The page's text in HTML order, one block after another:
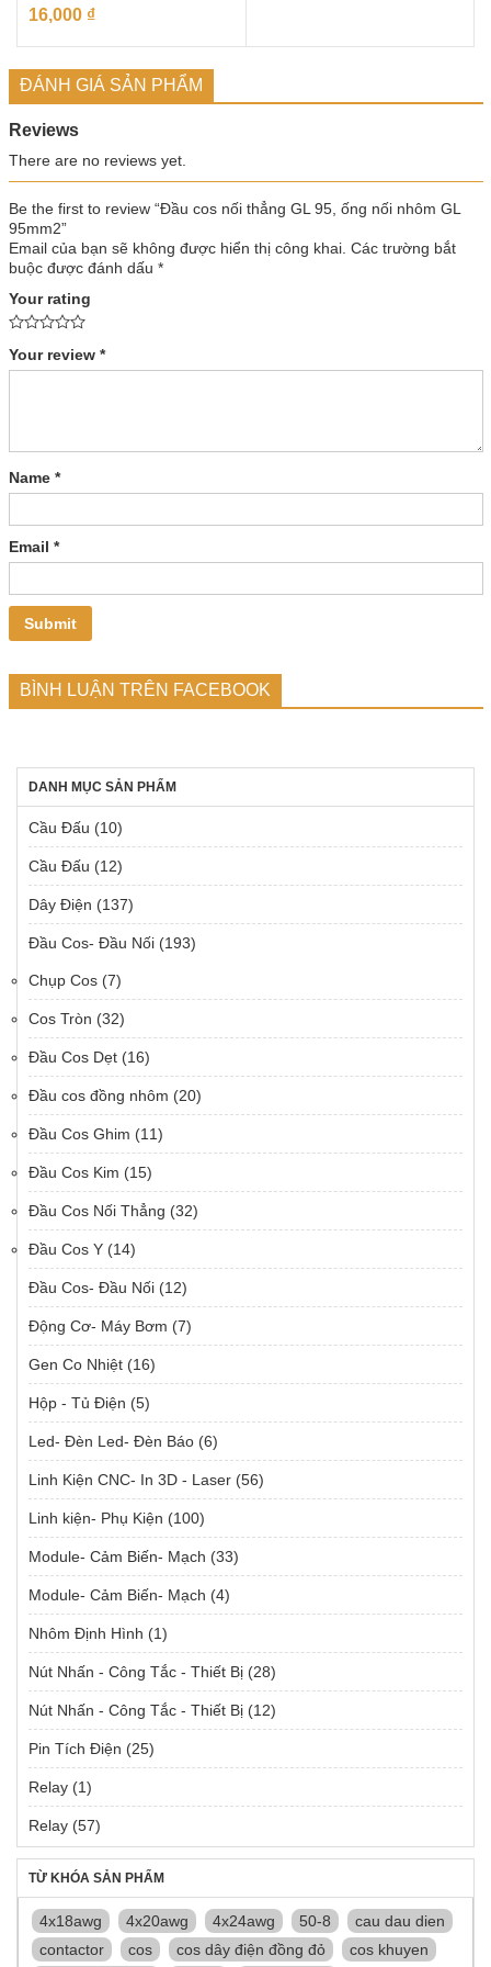
16,000 ₫
ĐÁNH GIÁ SẢN PHẨM
Reviews
There are no reviews yet.
Be the first to review “Đầu cos nối thẳng GL 95, ống nối nhôm GL
95mm2”
Email của bạn sẽ không được hiển thị công khai. Các trường bắt
buộc được đánh dấu *
Your rating
Your review *
Name *
Email *
BÌNH LUẬN TRÊN FACEBOOK
DANH MỤC SẢN PHẨM
Cầu Đấu (10)
Cầu Đấu (12)
Dây Điện (137)
Đầu Cos- Đầu Nối (193)
Chụp Cos (7)
Cos Tròn (32)
Đầu Cos Dẹt (16)
Đầu cos đồng nhôm (20)
Đầu Cos Ghim (11)
Đầu Cos Kim (15)
Đầu Cos Nối Thẳng (32)
Đầu Cos Y (14)
Đầu Cos- Đầu Nối (12)
Động Cơ- Máy Bơm (7)
Gen Co Nhiệt (16)
Hộp - Tủ Điện (5)
Led- Đèn Led- Đèn Báo (6)
Linh Kiện CNC- In 3D - Laser (56)
Linh kiện- Phụ Kiện (100)
Module- Cảm Biến- Mạch (33)
Module- Cảm Biến- Mạch (4)
Nhôm Định Hình (1)
Nút Nhấn - Công Tắc - Thiết Bị (28)
Nút Nhấn - Công Tắc - Thiết Bị (12)
Pin Tích Điện (25)
Relay (1)
Relay (57)
TỪ KHÓA SẢN PHẨM
4x18awg 4x20awg 4x24awg 50-8
cau dau dien
contactor
cos cos dây điện đồng đỏ
cos khuyen